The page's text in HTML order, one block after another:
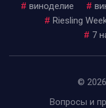
# виноделие #
# Riesling
# 7
©
Вопросы и